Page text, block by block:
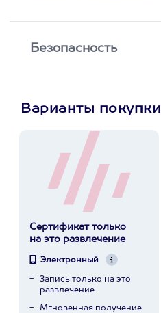
Безопасность
Варианты покупки
Сертификат только
на это развлечение
Электронный
Запись только на это
развлечение
Мгновенная получение